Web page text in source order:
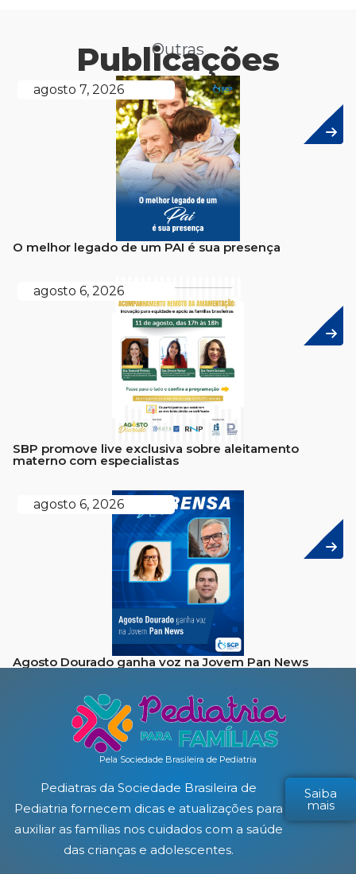
Outras
Publicações
agosto 7, 2026
O melhor legado de um PAI é sua presença
agosto 6, 2026
SBP promove live exclusiva sobre aleitamento
materno com especialistas
agosto 6, 2026
Agosto Dourado ganha voz na Jovem Pan News
Pela Sociedade Brasileira de Pediatria
Pediatras da Sociedade Brasileira de
Pediatria fornecem dicas e atualizações para
auxiliar as famílias nos cuidados com a saúde
das crianças e adolescentes.
Saiba
mais